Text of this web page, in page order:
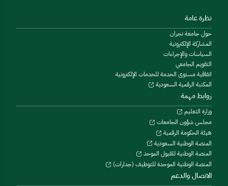
نظرة عامة
حول جامعة نجران
المشاركة الإلكترونية
السياسات والإجراءات
التقويم الجامعي
اتفاقية مستوى الخدمة للخدمات الإلكترونية
المكتبة الرقمية السعودية
روابط مهمة
وزارة التعليم
مجلس شؤون الجامعات
هيئة الحكومة الرقمية
المنصة الوطنية السعودية
المنصة الوطنية للقبول الموحد
المنصة الوطنية الموحدة للتوظيف (جدارات)
الاتصال والدعم